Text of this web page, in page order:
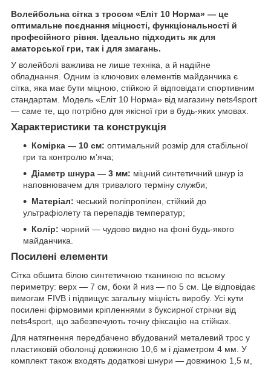
Волейбольна сітка з тросом «Еліт 10 Норма» — це
оптимальне поєднання міцності, функціональності й
професійного рівня. Ідеально підходить як для
аматорської гри, так і для змагань.
У волейболі важлива не лише техніка, а й надійне
обладнання. Одним із ключових елементів майданчика є
сітка, яка має бути міцною, стійкою й відповідати спортивним
стандартам. Модель «Еліт 10 Норма» від магазину nets4sport
— саме те, що потрібно для якісної гри в будь-яких умовах.
Характеристики та конструкція
Комірка — 10 см: оптимальний розмір для стабільної
гри та контролю м’яча;
Діаметр шнура — 3 мм: міцний синтетичний шнур із
наповнювачем для тривалого терміну служби;
Матеріал: чеський поліпропілен, стійкий до
ультрафіолету та перепадів температур;
Колір: чорний — чудово видно на фоні будь-якого
майданчика.
Посилені елементи
Сітка обшита білою синтетичною тканиною по всьому
периметру: верх — 7 см, боки й низ — по 5 см. Це відповідає
вимогам FIVB і підвищує загальну міцність виробу. Усі кути
посилені фірмовими кріпленнями з буксирної стрічки від
nets4sport, що забезпечують точну фіксацію на стійках.
Для натягнення передбачено вбудований металевий трос у
пластиковій оболонці довжиною 10,6 м і діаметром 4 мм. У
комплект також входять додаткові шнури — довжиною 1,5 м,